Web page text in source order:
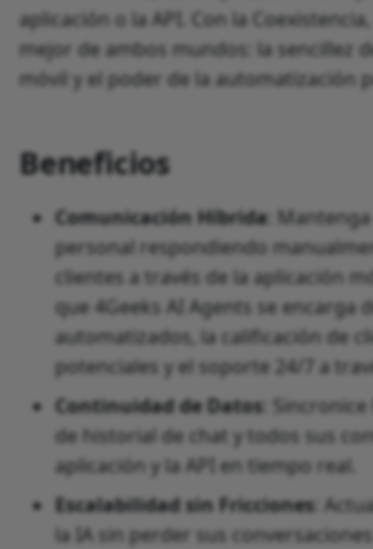
aplicación o la API. Con la
mejor de ambos mundos: la sencillez
móvil y el poder de la automatización
Beneficios
Comunicación Híbrida :
personal respondiendo
clientes a través de la aplicación
que 4Geeks AI Agents se encarga
automatizados, la calificación de
potenciales y el soporte 24/7 a
Continuidad de Datos: Sincronice
de historial de chat y todos sus
aplicación y la API en tiempo real.
Escalabilidad sin Fricciones:
la IA sin perder sus